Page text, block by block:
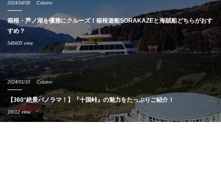
2024/04/08 Column
箱根・芦ノ湖を優雅にクルーズ！箱根遊船SORAKAZEと海賊船どちらがおす
すめ？
546605 view
2024/01/10 Column
【360°絶景パノラマ！】『十国峠』の魅力をたっぷりご紹介！
18012 view